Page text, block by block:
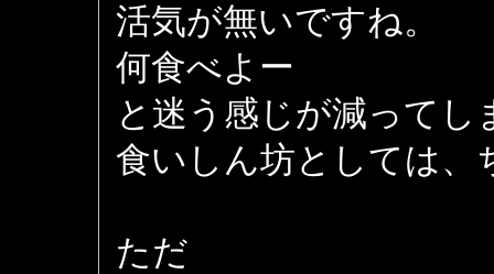
活気が無いですね。
何食べよー
と迷う感じが減ってし
食いしん坊としては、
ただ